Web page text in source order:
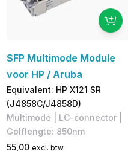
SFP Multimode Module
voor HP / Aruba
Equivalent: HP X121 SR
(J4858C/J4858D)
Multimode | LC-connector |
Golflengte: 850nm
55,00 excl. btw